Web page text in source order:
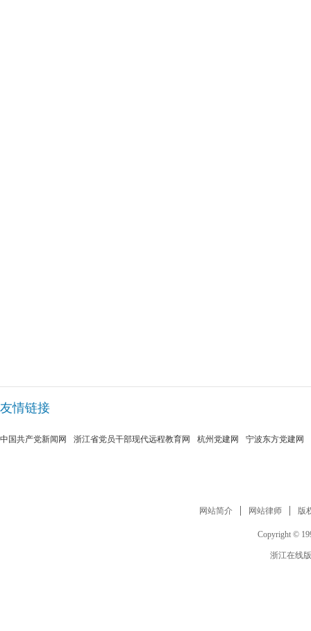
友情链接
中国共产党新闻网 浙江省党员干部现代远程教育网 杭州党建网 宁波东方党建网
网站简介 网站律师 版
Copyright ©
浙江在线